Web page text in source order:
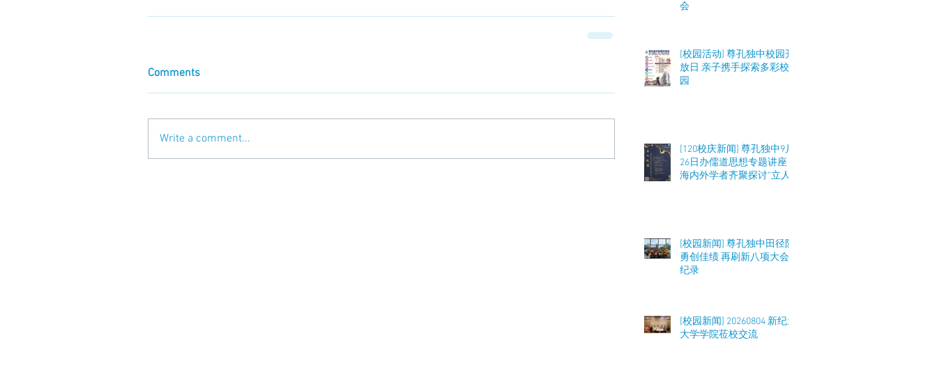
Comments
Write a comment...
会
[校园活动] 尊孔独中校园开
放日 亲子携手探索多彩校
园
[120校庆新闻] 尊孔独中9月
26日办儒道思想专题讲座
海内外学者齐聚探讨“立人
[校园新闻] 尊孔独中田径队
勇创佳绩 再刷新八项大会
纪录
[校园新闻] 20260804 新纪元
大学学院莅校交流